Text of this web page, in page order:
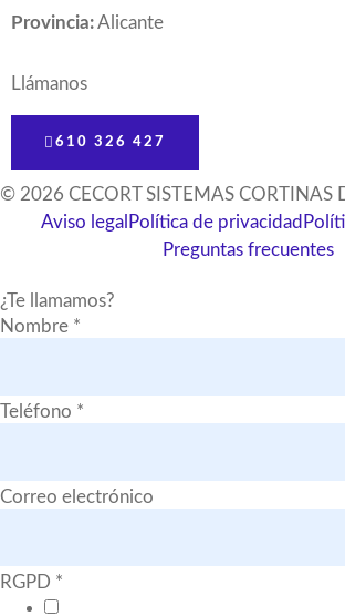
Provincia:Alicante
Llámanos
610 326 427
© 2026 CECORT SISTEMAS CORTINAS
Aviso legal Política de privacidad
Preguntas frecuentes
¿Te llamamos?
Nombre *
Teléfono *
Correo electrónico
RGPD *